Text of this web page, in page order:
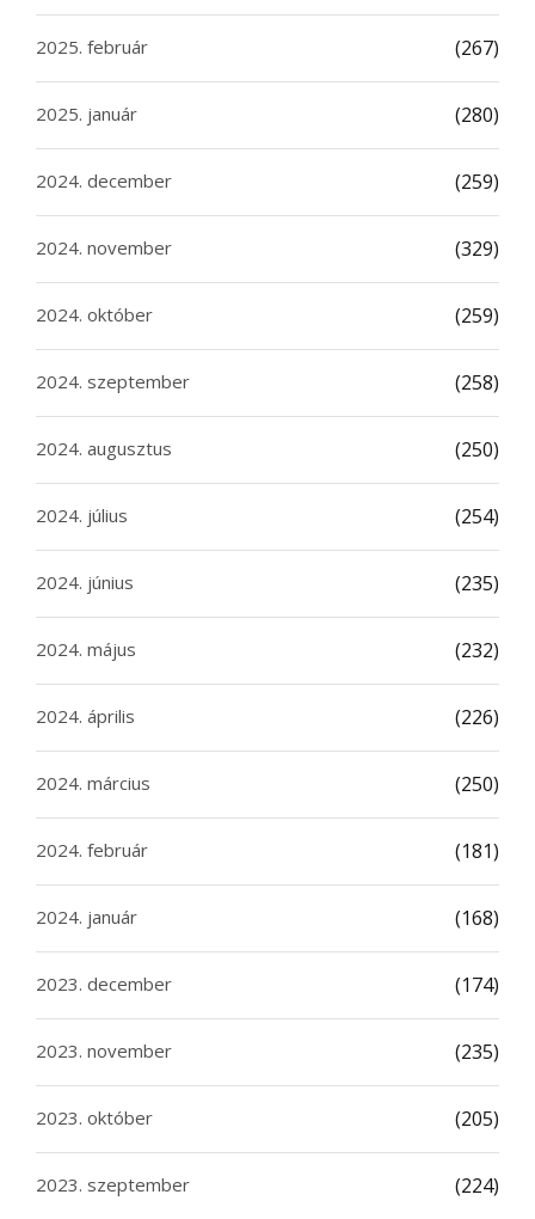
2025. február (267)
2025. január (280)
2024. december (259)
2024. november (329)
2024. október (259)
2024. szeptember (258)
2024. augusztus (250)
2024. július (254)
2024. június (235)
2024. május (232)
2024. április (226)
2024. március (250)
2024. február (181)
2024. január (168)
2023. december (174)
2023. november (235)
2023. október (205)
2023. szeptember (224)